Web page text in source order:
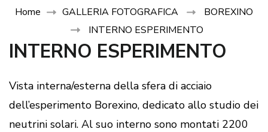
Home GALLERIA FOTOGRAFICA
BOREXINO
INTERNO ESPERIMENTO
INTERNO ESPERIMENTO
Vista interna/esterna della sfera di acciaio
dell’esperimento Borexino, dedicato allo studio dei
neutrini solari. Al suo interno sono montati 2200